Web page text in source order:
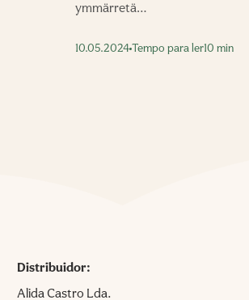
ymmärretä…
10.05.2024 Tempo para ler10 min
Distribuidor:
Alida Castro Lda.